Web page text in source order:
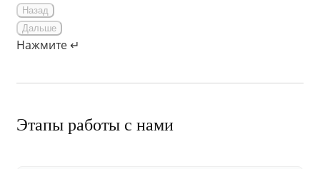
Назад
Дальше
Нажмите ↵
Этапы работы с нами